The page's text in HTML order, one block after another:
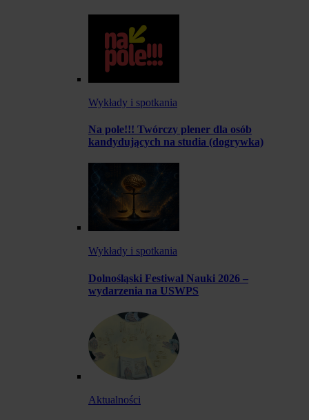
Wykłady i spotkania
Na pole!!! Twórczy plener dla osób
kandydujących na studia (dogrywka)
Wykłady i spotkania
Dolnośląski Festiwal Nauki 2026 –
wydarzenia na USWPS
Aktualności